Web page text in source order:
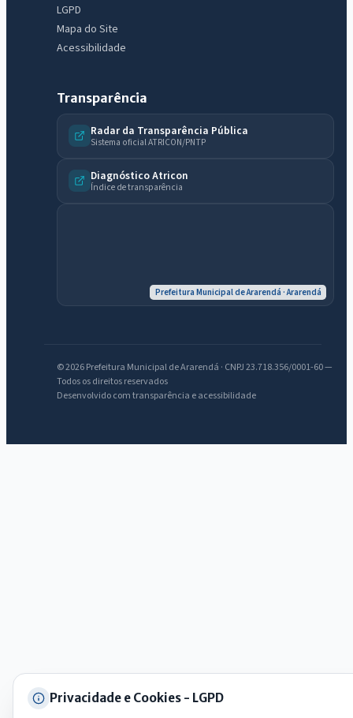
LGPD
Mapa do Site
Acessibilidade
Transparência
Radar da Transparência Pública
Sistema oficial ATRICON/PNTP
Diagnóstico Atricon
Índice de transparência
Prefeitura Municipal de Ararendá · Ararendá
© 2026 Prefeitura Municipal de Ararendá · CNPJ 23.718.356/0001-60 —
Todos os direitos reservados
Desenvolvido com transparência e acessibilidade
Privacidade e Cookies - LGPD
Assistente do Portal
licitações, estrutura ou transparência do município.